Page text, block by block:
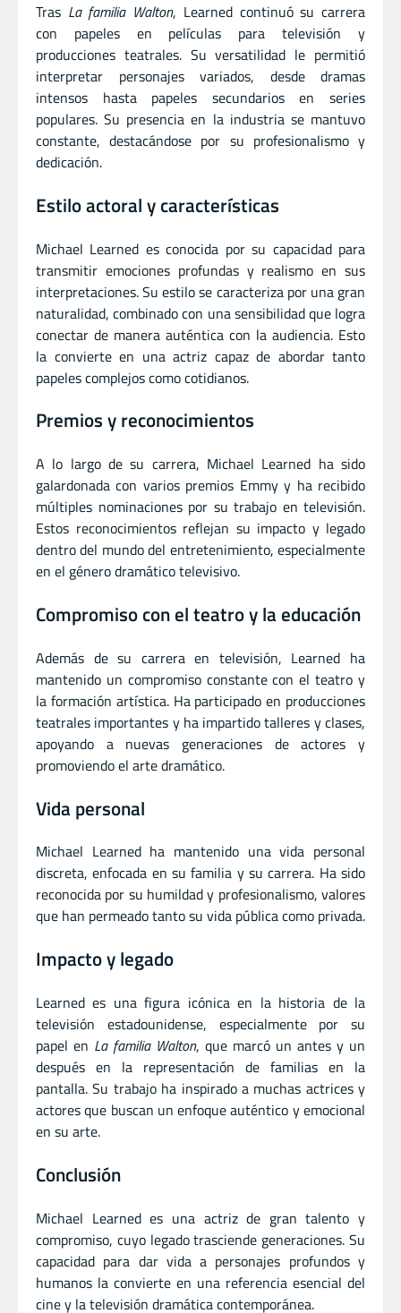
Tras La familia Walton, Learned continuó su carrera
con papeles en películas para televisión y
producciones teatrales. Su versatilidad le permitió
interpretar personajes variados, desde dramas
intensos hasta papeles secundarios en series
populares. Su presencia en la industria se mantuvo
constante, destacándose por su profesionalismo y
dedicación.
Estilo actoral y características
Michael Learned es conocida por su capacidad para
transmitir emociones profundas y realismo en sus
interpretaciones. Su estilo se caracteriza por una gran
naturalidad, combinado con una sensibilidad que logra
conectar de manera auténtica con la audiencia. Esto
la convierte en una actriz capaz de abordar tanto
papeles complejos como cotidianos.
Premios y reconocimientos
A lo largo de su carrera, Michael Learned ha sido
galardonada con varios premios Emmy y ha recibido
múltiples nominaciones por su trabajo en televisión.
Estos reconocimientos reflejan su impacto y legado
dentro del mundo del entretenimiento, especialmente
en el género dramático televisivo.
Compromiso con el teatro y la educación
Además de su carrera en televisión, Learned ha
mantenido un compromiso constante con el teatro y
la formación artística. Ha participado en producciones
teatrales importantes y ha impartido talleres y clases,
apoyando a nuevas generaciones de actores y
promoviendo el arte dramático.
Vida personal
Michael Learned ha mantenido una vida personal
discreta, enfocada en su familia y su carrera. Ha sido
reconocida por su humildad y profesionalismo, valores
que han permeado tanto su vida pública como privada.
Impacto y legado
Learned es una figura icónica en la historia de la
televisión estadounidense, especialmente por su
papel en La familia Walton, que marcó un antes y un
después en la representación de familias en la
pantalla. Su trabajo ha inspirado a muchas actrices y
actores que buscan un enfoque auténtico y emocional
en su arte.
Conclusión
Michael Learned es una actriz de gran talento y
compromiso, cuyo legado trasciende generaciones. Su
capacidad para dar vida a personajes profundos y
humanos la convierte en una referencia esencial del
cine y la televisión dramática contemporánea.